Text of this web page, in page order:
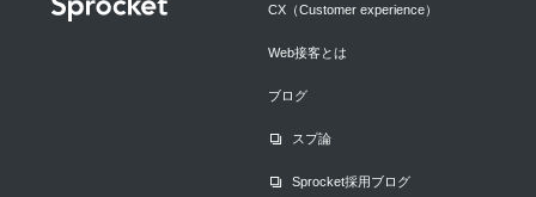
CX（Customer experience）
Web接客とは
ブログ
スプ論
Sprocket採用ブログ